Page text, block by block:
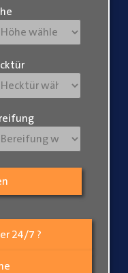
24/7 ?